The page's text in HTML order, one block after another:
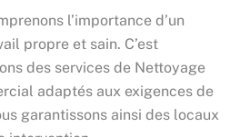
l’importance d’un
propre et sain. C’est
des services de Nettoyage
adaptés aux exigences de
garantissons ainsi des locaux